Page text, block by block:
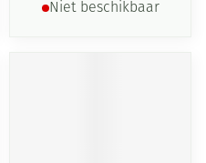
Niet beschikbaar